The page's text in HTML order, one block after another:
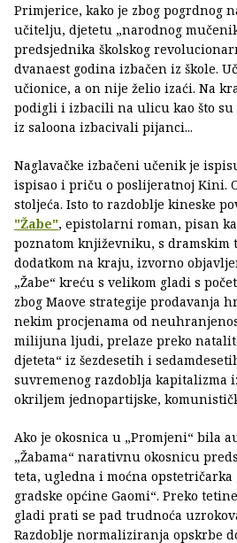
Primjerice, kako je zbog pogrdnog
učitelju, djetetu „narodnog
predsjednika školskog
dvanaest godina izbačen iz škole.
učionice, a on nije želio izaći. Na
podigli i izbacili na ulicu kao što su
iz saloona izbacivali pijanci...
Naglavačke izbačeni učenik je
ispisao i priču o poslijeratnoj Kini.
stoljeća. Isto to razdoblje kineske
"Žabe", epistolarni roman, pisan
poznatom književniku, s dramskim
dodatkom na kraju, izvorno
„Žabe“ kreću s velikom gladi s
zbog Maove strategije prodavanja
nekim procjenama od
milijuna ljudi, prelaze preko
djeteta“ iz šezdesetih i
suvremenog razdoblja kapitalizma
okriljem jednopartijske,
Ako je okosnica u „Promjeni“ bila
„Žabama“ narativnu okosnicu
teta, ugledna i moćna opstetričarka
gradske općine Gaomi“. Preko
gladi prati se pad trudnoća
Razdoblje normaliziranja opskrbe